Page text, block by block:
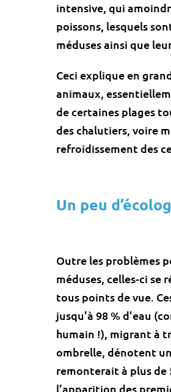
intensive, qui
poissons, lesquels
méduses ainsi que
Ceci explique en
animaux,
de certaines plages
des chalutiers, voire
refroidissement des
Un peu
Outre les problèmes
méduses, celles-ci se
tous points de vue.
jusqu’à 98 % d’eau
humain !), migrant à
ombrelle, dénotent
remonterait à plus de
l’apparition des